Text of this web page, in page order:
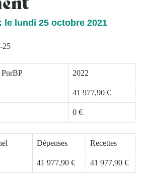
le lundi 25 octobre 2021
25
PnrBP 2022
41 977,90 €
0 €
Dépenses Recettes
41 977,90 € 41 977,90 €